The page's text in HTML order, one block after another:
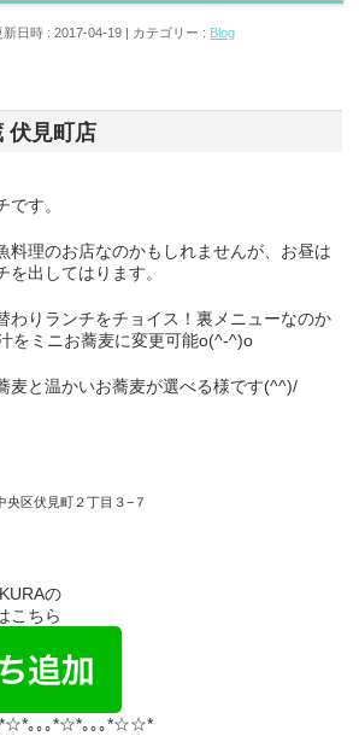
新日時 : 2017-04-19 カテゴリー : Blog
伏見町店
です。
料理のお店なのかもしれませんが、お昼は
を出してはります。
わりランチをチョイス！裏メニューなのか
をミニお蕎麦に変更可能o(^-^)o
麦と温かいお蕎麦が選べる様です(^^)/
央区伏見町２丁目３−７
の
こちら
｡｡｡*☆*｡｡｡*☆☆*